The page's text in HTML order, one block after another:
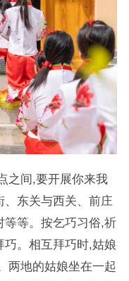
之间,要开展你来我
东关与西关、前庄
等等。按乞巧习俗,祈
巧。相互拜巧时,姑娘
两地的姑娘坐在一起